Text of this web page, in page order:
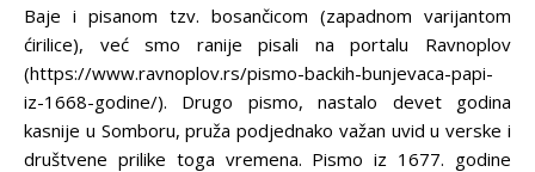
Baje i pisanom tzv. bosančicom (zapadnom varijantom
ćirilice), već smo ranije pisali na portalu Ravnoplov
(https://www.ravnoplov.rs/pismo-backih-bunjevaca-papi-
iz-1668-godine/). Drugo pismo, nastalo devet godina
kasnije u Somboru, pruža podjednako važan uvid u verske i
društvene prilike toga vremena. Pismo iz 1677. godine